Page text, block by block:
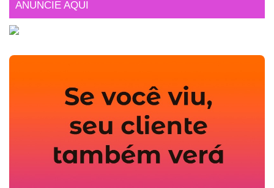
ANUNCIE AQUI